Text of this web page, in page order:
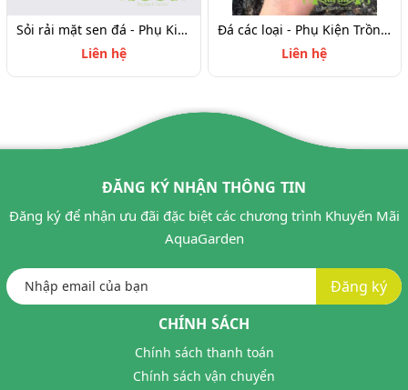
Sỏi rải mặt sen đá - Phụ Kiện Trồng Terrarium
Liên hệ
Đá các loại - Phụ Kiện Trồng Terrarium
Liên hệ
ĐĂNG KÝ NHẬN THÔNG TIN
Đăng ký để nhận ưu đãi đặc biệt các chương trình Khuyến Mãi
AquaGarden
Đăng ký
CHÍNH SÁCH
Chính sách thanh toán
Chính sách vận chuyển